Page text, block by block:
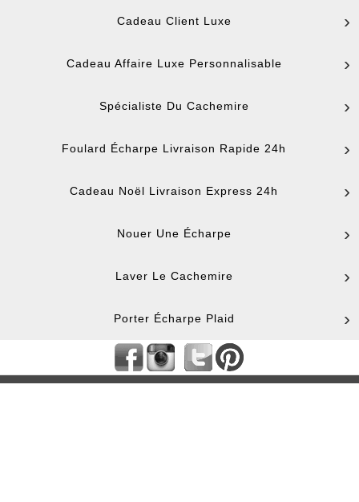
Cadeau Client Luxe
Cadeau Affaire Luxe Personnalisable
Spécialiste Du Cachemire
Foulard Écharpe Livraison Rapide 24h
Cadeau Noël Livraison Express 24h
Nouer Une Écharpe
Laver Le Cachemire
Porter Écharpe Plaid